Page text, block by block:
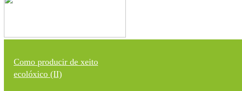
Como producir de xeito
ecolóxico (II)